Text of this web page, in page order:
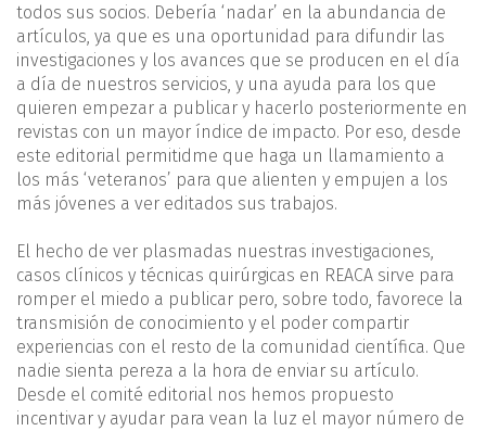
todos sus socios. Debería ‘nadar’ en la abundancia de
artículos, ya que es una oportunidad para difundir las
investigaciones y los avances que se producen en el día
a día de nuestros servicios, y una ayuda para los que
quieren empezar a publicar y hacerlo posteriormente en
revistas con un mayor índice de impacto. Por eso, desde
este editorial permitidme que haga un llamamiento a
los más ‘veteranos’ para que alienten y empujen a los
más jóvenes a ver editados sus trabajos.
El hecho de ver plasmadas nuestras investigaciones,
casos clínicos y técnicas quirúrgicas en REACA sirve para
romper el miedo a publicar pero, sobre todo, favorece la
transmisión de conocimiento y el poder compartir
experiencias con el resto de la comunidad científica. Que
nadie sienta pereza a la hora de enviar su artículo.
Desde el comité editorial nos hemos propuesto
incentivar y ayudar para vean la luz el mayor número de